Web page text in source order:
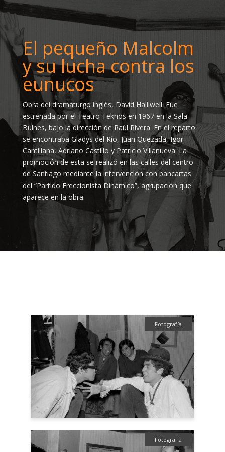
El pequeño Malcolm
y su lucha contra los
eunucos
Obra del dramaturgo inglés, David Halliwell. Fue
estrenada por el Teatro Teknos en 1967 en la Sala
Bulnes, bajo la dirección de Raúl Rivera. En el reparto
se encontraba Gladys del Río, Juan Quezada, Igor
Cantillana, Adriano Castillo y Patricio Villanueva. La
promoción de esta se realizó en las calles del centro
de Santiago mediante la intervención con pancartas
del “Partido Ereccionista Dinámico”, agrupación que
aparece en la obra.
Fotografía
Fotografía